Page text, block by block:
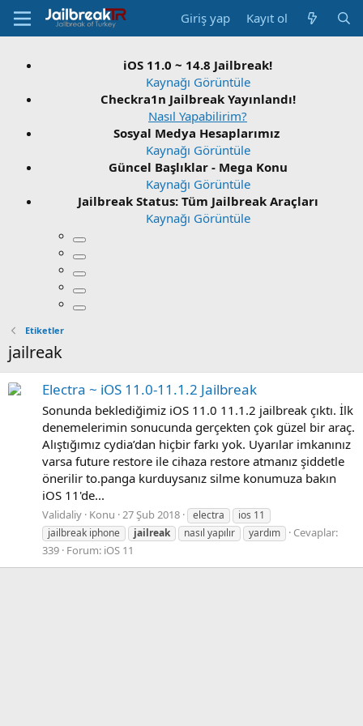
Giriş yap Kayıt ol
iOS 11.0 ~ 14.8 Jailbreak!
Kaynağı Görüntüle
Checkra1n Jailbreak Yayınlandı!
Nasıl Yapabilirim?
Sosyal Medya Hesaplarımız
Kaynağı Görüntüle
Güncel Başlıklar - Mega Konu
Kaynağı Görüntüle
Jailbreak Status: Tüm Jailbreak Araçları
Kaynağı Görüntüle
Etiketler
jailreak
Electra ~ iOS 11.0-11.1.2 Jailbreak
Sonunda beklediğimiz iOS 11.0 11.1.2 jailbreak çıktı. İlk
denemelerimin sonucunda gerçekten çok güzel bir araç.
Alıştığımız cydia’dan hiçbir farkı yok. Uyarılar imkanınız
varsa future restore ile cihaza restore atmanız şiddetle
önerilir to.panga kurduysanız silme konumuza bakın
iOS 11'de...
Validaliy Konu 27 Şub 2018 electra
ios 11
jailbreak iphone
jailreak nasıl yapılır yardım
Cevaplar:
339 Forum: iOS 11